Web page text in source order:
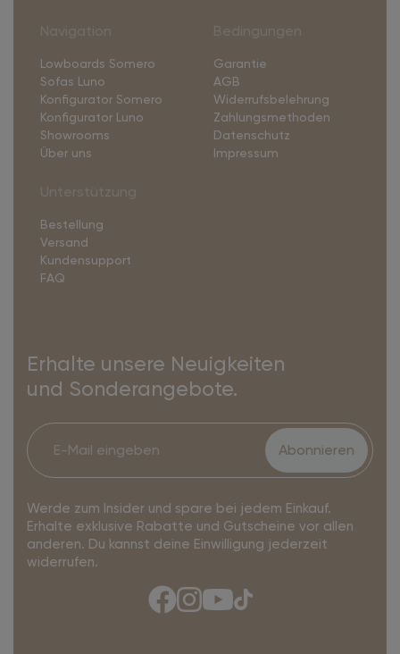
Lowboards Somero
Sofas Luno
Konfigurator Somero
Konfigurator Luno
Showrooms
Über uns
Garantie
AGB
Widerrufsbelehrung
Zahlungsmethoden
Datenschutz
Impressum
Bestellung
Versand
Kundensupport
FAQ
Erhalte unsere Neuigkeiten
und Sonderangebote.
Abonnieren
Werde zum Insider und spare bei jedem Einkauf.
Erhalte exklusive Rabatte und Gutscheine vor allen
anderen. Du kannst deine Einwilligung jederzeit
widerrufen.